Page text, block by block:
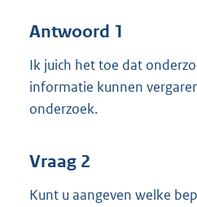
Antwoord 1
Ik juich het toe dat
informatie kunnen
onderzoek.
Vraag 2
Kunt u aangeven welke